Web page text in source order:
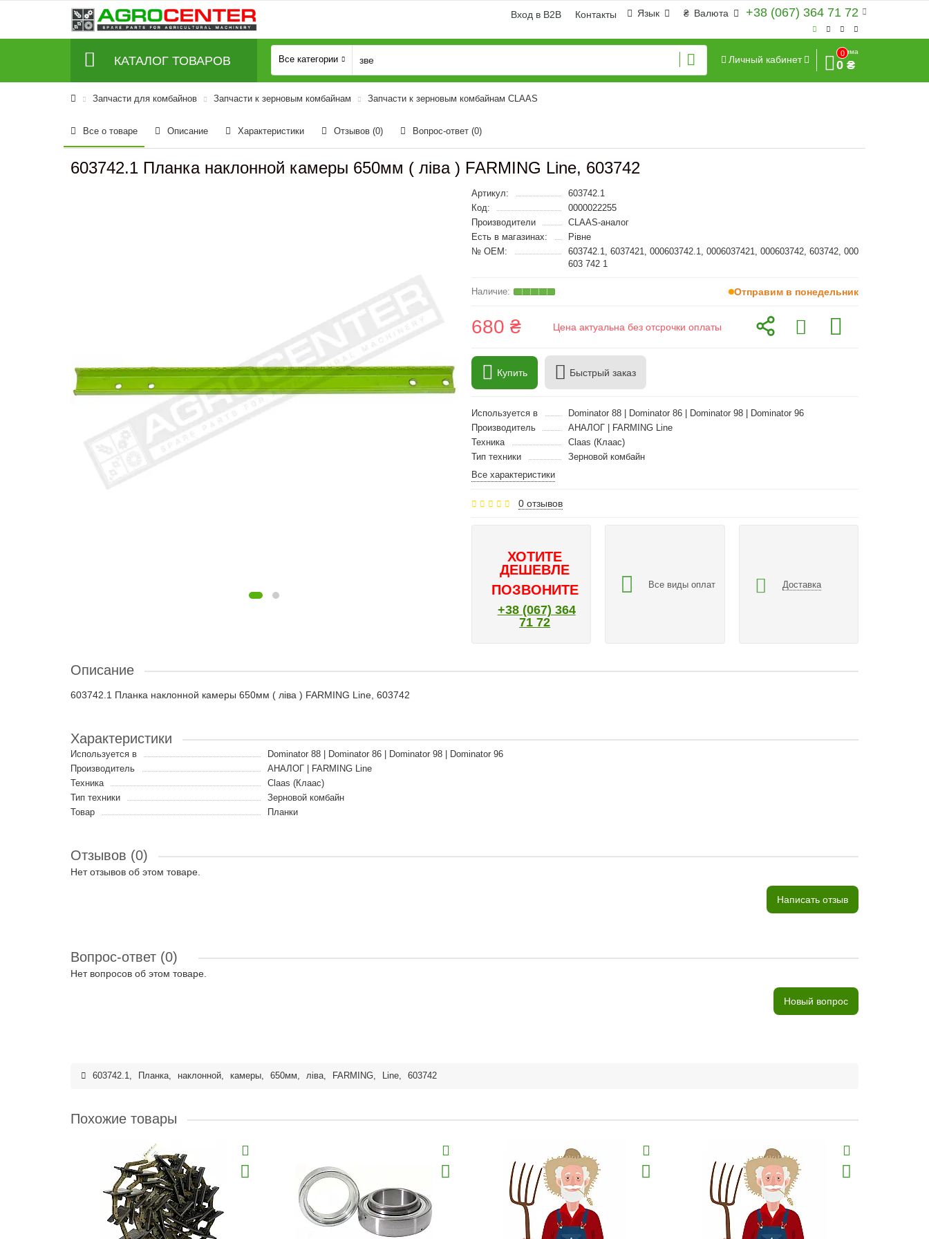
+38 (067) 364 71 72
₴ Валюта
Язык
Вход в B2B Контакты
КАТАЛОГ ТОВАРОВ Все категории Личный кабинет
0
Сумма
0 ₴
Запчасти для комбайнов Запчасти к зерновым комбайнам Запчасти к зерновым комбайнам CLAAS
Все о товаре Описание Характеристики Отзывов (0) Вопрос-ответ (0)
603742.1 Планка наклонной камеры 650мм ( ліва ) FARMING Line, 603742
Артикул:
603742.1
Код:
0000022255
Производители
CLAAS-аналог
Есть в магазинах:
Рівне
№ OEM:
603742.1, 6037421, 000603742.1, 0006037421, 000603742, 603742, 000
603 742 1
Отправим в понедельник
680 ₴ Цена актуальна без отсрочки оплаты
Купить Быстрый заказ
Используется в
Dominator 88 | Dominator 86 | Dominator 98 | Dominator 96
Производитель
АНАЛОГ | FARMING Line
Техника
Claas (Клаас)
Тип техники
Зерновой комбайн
Все характеристики
0 отзывов
ХОТИТЕ
ДЕШЕВЛЕ
ПОЗВОНИТЕ
+38 (067) 364
71 72
Все виды оплат Доставка
Описание
603742.1 Планка наклонной камеры 650мм ( ліва ) FARMING Line, 603742
Характеристики
Используется в
Dominator 88 | Dominator 86 | Dominator 98 | Dominator 96
Производитель
АНАЛОГ | FARMING Line
Техника
Claas (Клаас)
Тип техники
Зерновой комбайн
Товар
Планки
Отзывов (0)
Нет отзывов об этом товаре.
Написать отзыв
Вопрос-ответ (0)
Нет вопросов об этом товаре.
Новый вопрос
603742.1, Планка, наклонной, камеры, 650мм, ліва, FARMING, Line, 603742
Похожие товары